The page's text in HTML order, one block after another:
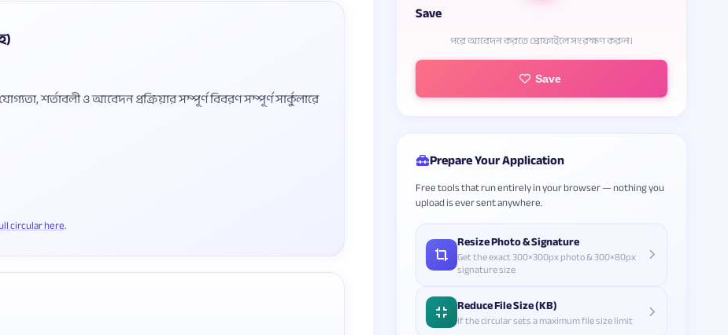
শর্তাবলী ও আবেদন প্রক্রিয়ার সম্পূর্ণ বিবরণ সম্পূর্ণ সার্কুলারে
circular here
Save
পরে আবেদন করতে প্রোফাইলে সংরক্ষণ করুন।
Save
Prepare Your Application
Free tools that run entirely in your browser — nothing you
upload is ever sent anywhere.
Resize Photo & Signature
Get the exact 300×300px photo & 300×80px
signature size
Reduce File Size (KB)
If the circular sets a maximum file size limit